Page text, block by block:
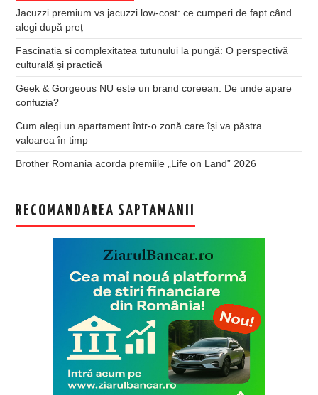
Jacuzzi premium vs jacuzzi low-cost: ce cumperi de fapt când
alegi după preț
Fascinația și complexitatea tutunului la pungă: O perspectivă
culturală și practică
Geek & Gorgeous NU este un brand coreean. De unde apare
confuzia?
Cum alegi un apartament într-o zonă care își va păstra
valoarea în timp
Brother Romania acorda premiile „Life on Land” 2026
RECOMANDAREA SAPTAMANII